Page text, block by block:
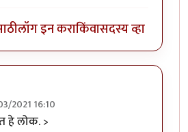
लॉग इन कराकिंवासदस्य व्हा
2021 16:10
हे लोक. >